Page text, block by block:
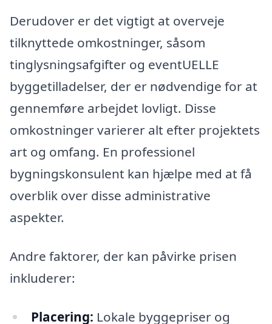
Derudover er det vigtigt at overveje
tilknyttede omkostninger, såsom
tinglysningsafgifter og eventUELLE
byggetilladelser, der er nødvendige for at
gennemføre arbejdet lovligt. Disse
omkostninger varierer alt efter projektets
art og omfang. En professionel
bygningskonsulent kan hjælpe med at få
overblik over disse administrative
aspekter.
Andre faktorer, der kan påvirke prisen
inkluderer:
Placering: Lokale byggepriser og